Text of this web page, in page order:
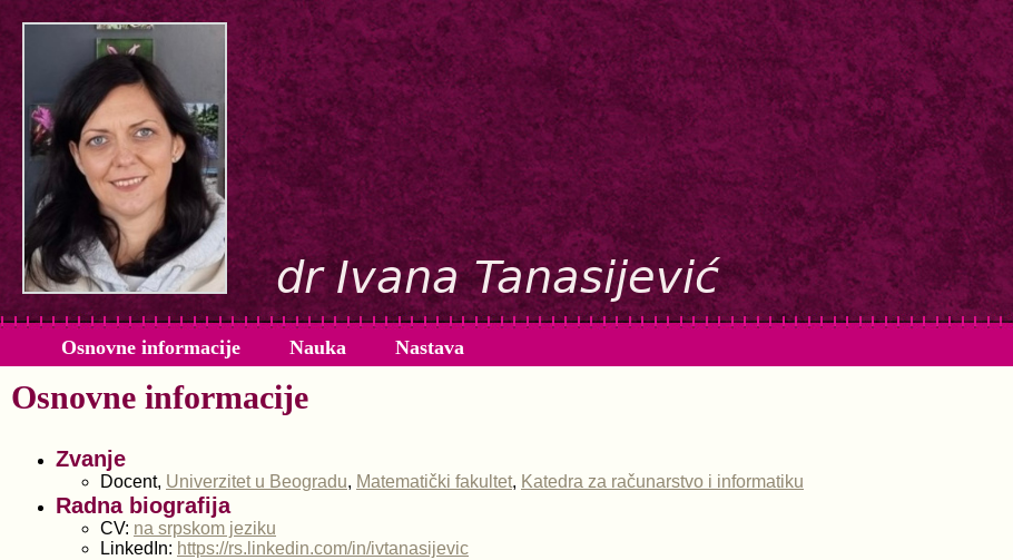
Osnovne informacije Nauka Nastava
Osnovne informacije
Zvanje
Docent, Univerzitet u Beogradu, Matematički fakultet, Katedra za računarstvo i informatiku
Radna biografija
CV: na srpskom jeziku
LinkedIn: https://rs.linkedin.com/in/ivtanasijevic